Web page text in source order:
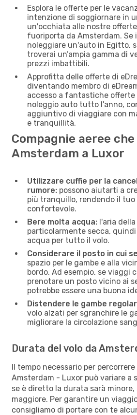
Esplora le offerte per le
intenzione di soggiornare in
un'occhiata alle nostre
fuoriporta da Amsterdam. Se
noleggiare un'auto in Egitto,
troverai un’ampia gamma di
prezzi imbattibili.
Approfitta delle offerte di
diventando membro di
accesso a fantastiche offerte
noleggio auto tutto l'anno,
aggiuntivo di viaggiare con
e tranquillità.
Compagnie aeree
Amsterdam a Luxor
Utilizzare cuffie per la
rumore: possono aiutarti a
più tranquillo, rendendo il tuo
confortevole.
Bere molta acqua: l'aria
particolarmente secca,
acqua per tutto il volo.
Considerare il posto in cui
spazio per le gambe e alla
bordo. Ad esempio, se viaggi
prenotare un posto vicino ai
potrebbe essere una buona
Distendere le gambe
volo alzati per sgranchire le
migliorare la circolazione
Durata del volo da
Il tempo necessario per
Amsterdam - Luxor può variare a
se è diretto la durata sarà minore,
maggiore. Per garantire un
consigliamo di portare con te